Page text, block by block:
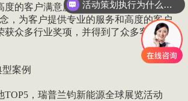
的客户满意度：善达公关始终秉承“客
，为客户提供专业的服务和高度的客户
获众多行业奖项，并得到了众多客户的一
案例
，瑞普兰钧新能源全球展览活动
活动策划执行为什么要选善达？